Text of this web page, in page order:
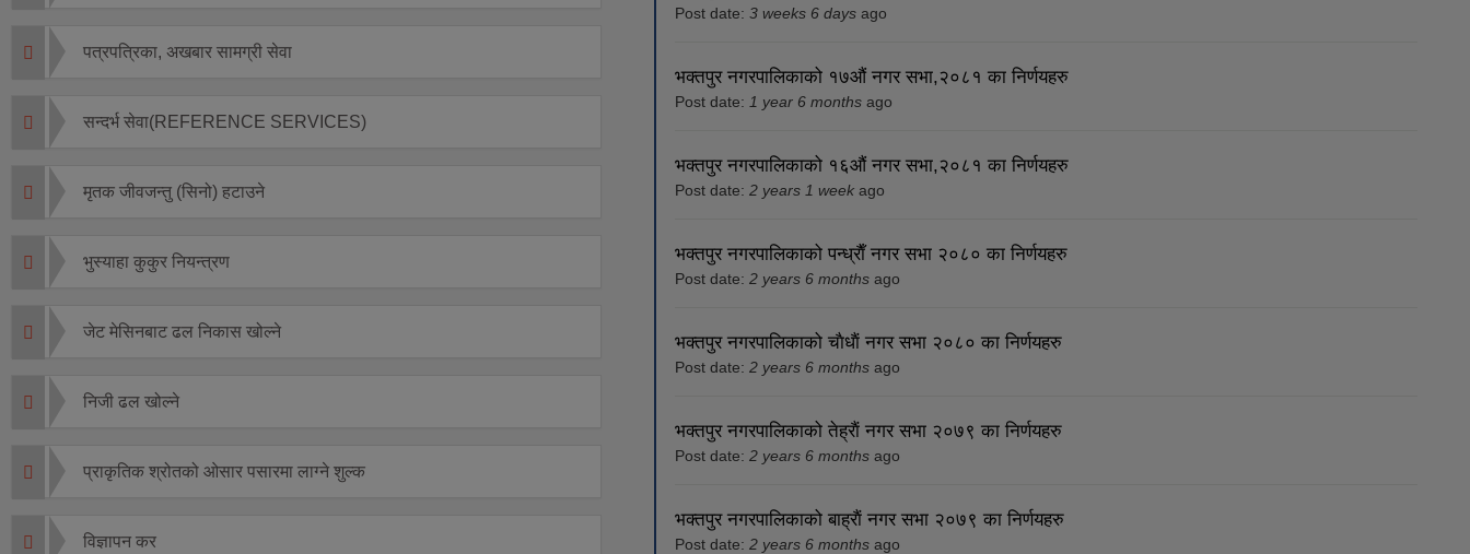
पत्रपत्रिका, अखबार सामग्री सेवा
सन्दर्भ सेवा(REFERENCE SERVICES)
मृतक जीवजन्तु (सिनो) हटाउने
भुस्याहा कुकुर नियन्त्रण
जेट मेसिनबाट ढल निकास खोल्ने
निजी ढल खोल्ने
प्राकृतिक श्रोतको ओसार पसारमा लाग्ने शुल्क
विज्ञापन कर
Post date: 3 weeks 6 days ago
भक्तपुर नगरपालिकाको १७औं नगर सभा,२०८१ का निर्णयहरु
Post date: 1 year 6 months ago
भक्तपुर नगरपालिकाको १६औं नगर सभा,२०८१ का निर्णयहरु
Post date: 2 years 1 week ago
भक्तपुर नगरपालिकाको पन्ध्राैँ नगर सभा २०८० का निर्णयहरु
Post date: 2 years 6 months ago
भक्तपुर नगरपालिकाको चाैधाैं नगर सभा २०८० का निर्णयहरु
Post date: 2 years 6 months ago
भक्तपुर नगरपालिकाको तेह्राैं नगर सभा २०७९ का निर्णयहरु
Post date: 2 years 6 months ago
भक्तपुर नगरपालिकाको बाह्राैं नगर सभा २०७९ का निर्णयहरु
Post date: 2 years 6 months ago